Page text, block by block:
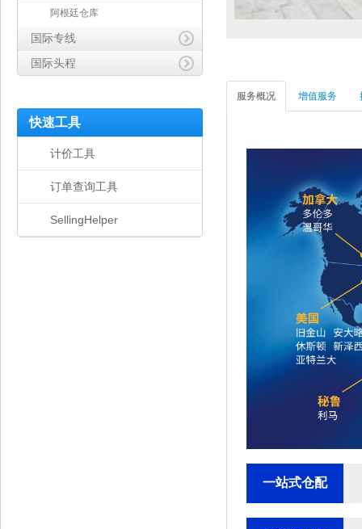
阿根廷仓库
国际专线
国际头程
快速工具
计价工具
订单查询工具
SellingHelper
服务概况 增值服务
一站式仓配